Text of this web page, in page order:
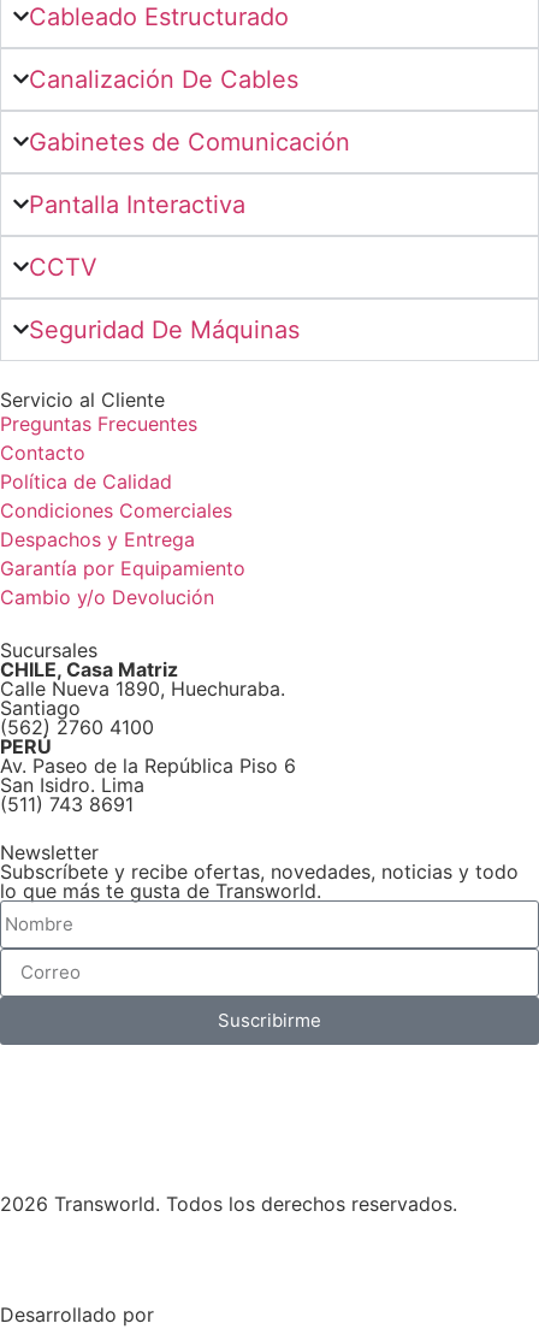
Cableado Estructurado
Canalización De Cables
Gabinetes de Comunicación
Pantalla Interactiva
CCTV
Seguridad De Máquinas
Servicio al Cliente
Preguntas Frecuentes
Contacto
Política de Calidad
Condiciones Comerciales
Despachos y Entrega
Garantía por Equipamiento
Cambio y/o Devolución
Sucursales
CHILE, Casa Matriz
Calle Nueva 1890, Huechuraba.
Santiago
(562) 2760 4100
PERÚ
Av. Paseo de la República Piso 6
San Isidro. Lima
(511) 743 8691
Newsletter
Subscríbete y recibe ofertas, novedades, noticias y todo
lo que más te gusta de Transworld.
Suscribirme
2026 Transworld. Todos los derechos reservados.
Desarrollado por